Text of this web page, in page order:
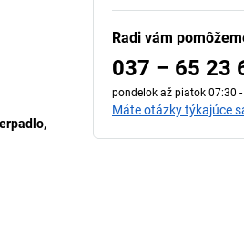
Radi vám
037 – 65 23
pondelok až piatok 07:30
Máte otázky týkajúce